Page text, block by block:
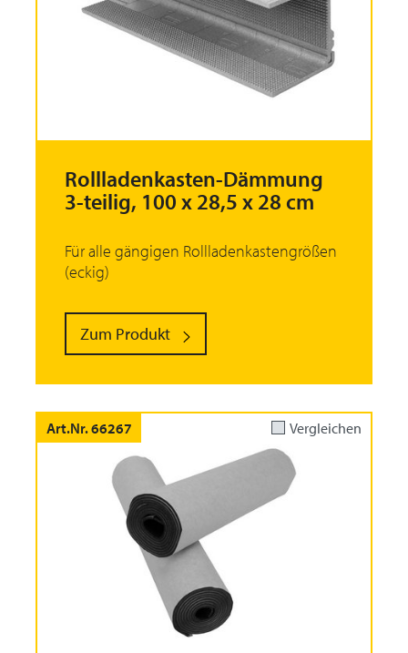
Rollladenkasten-Dämmung
3-teilig, 100 x 28,5 x 28 cm
Für alle gängigen Rollladenkastengrößen
(eckig)
Zum Produkt
Art.Nr. 66267 Vergleichen